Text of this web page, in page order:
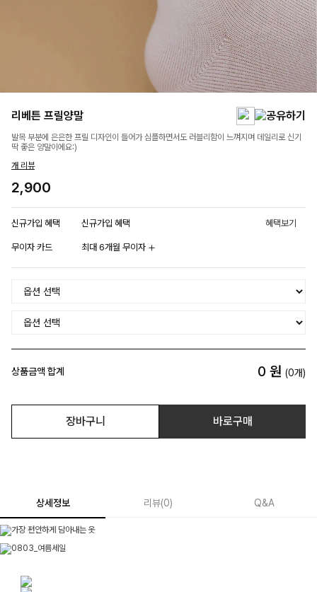
리베튼 프릴양말
발목 부분에 은은한 프릴 디자인이 들어가 심플하면서도 러블리함이 느껴지며 데일리로 신기
딱 좋은 양말이에요:)
개 리뷰
2,900
신규가입 혜택 신규가입 혜택 혜택보기
무이자 카드 최대 6개월 무이자
상품금액 합계 0 원 (0개)
장바구니 바로구매
상세정보 리뷰(0) Q&A